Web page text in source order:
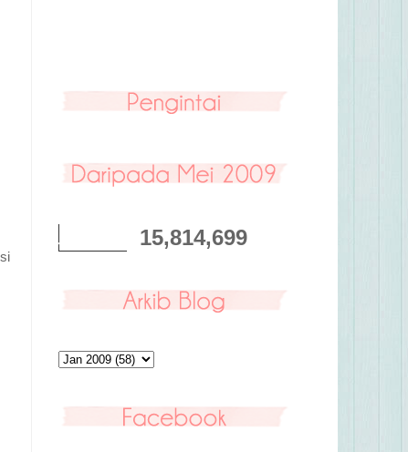
15,814,699